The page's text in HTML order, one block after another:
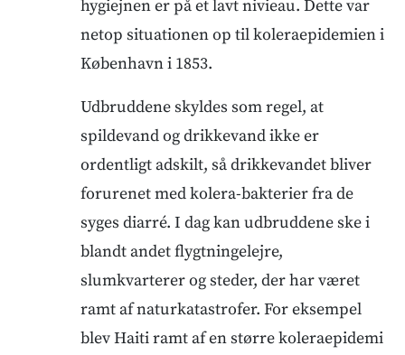
hygiejnen er på et lavt nivieau. Dette var
netop situationen op til koleraepidemien i
København i 1853.
Udbruddene skyldes som regel, at
spildevand og drikkevand ikke er
ordentligt adskilt, så drikkevandet bliver
forurenet med kolera-bakterier fra de
syges diarré. I dag kan udbruddene ske i
blandt andet flygtningelejre,
slumkvarterer og steder, der har været
ramt af naturkatastrofer. For eksempel
blev Haiti ramt af en større koleraepidemi